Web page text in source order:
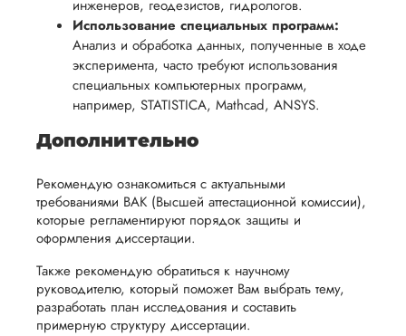
инженеров, геодезистов, гидрологов.
Использование специальных программ:
Анализ и обработка данных, полученные в ходе
эксперимента, часто требуют использования
специальных компьютерных программ,
например, STATISTICA, Mathcad, ANSYS.
Дополнительно
Рекомендую ознакомиться с актуальными
требованиями ВАК (Высшей аттестационной комиссии),
которые регламентируют порядок защиты и
оформления диссертации.
Также рекомендую обратиться к научному
руководителю, который поможет Вам выбрать тему,
разработать план исследования и составить
примерную структуру диссертации.